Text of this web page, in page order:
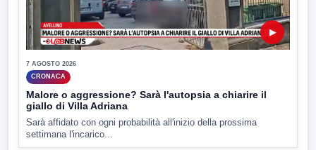
▶
7 AGOSTO 2026
CRONACA
Malore o aggressione? Sarà l'autopsia a chiarire il
giallo di Villa Adriana
Sarà affidato con ogni probabilità all'inizio della prossima
settimana l'incarico...